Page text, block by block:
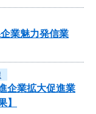
業魅力発信業
企業拡大促進業
】